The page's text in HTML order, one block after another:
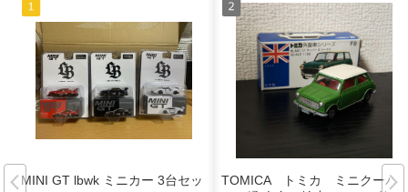
MINI GT lbwk ミニカー 3台セッ
TOMICA トミカ ミニクーパ